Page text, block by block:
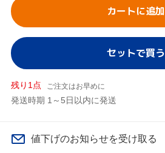
カートに追加
セットで買う
残り1点 ご注文はお早めに
発送時期 1～5日以内に発送
値下げのお知らせを受け取る